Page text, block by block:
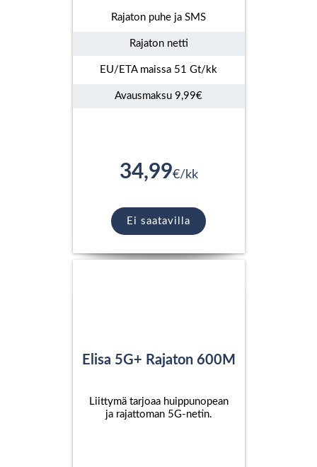
Rajaton puhe ja SMS
Rajaton netti
EU/ETA maissa 51 Gt/kk
Avausmaksu 9,99€
34,99€/kk
Ei saatavilla
Elisa 5G+ Rajaton 600M
Liittymä tarjoaa huippunopean
ja rajattoman 5G-netin.